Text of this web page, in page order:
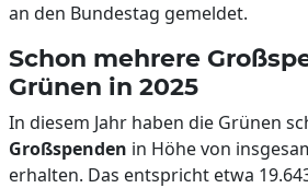
an den Bundestag gemeldet.
Schon mehrere
Grünen in 2025
In diesem Jahr haben die Grünen
Großspenden in Höhe von
erhalten. Das entspricht etwa